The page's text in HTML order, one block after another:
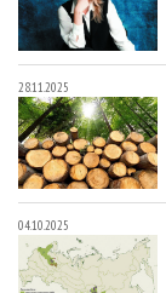
28.11.2025
04.10.2025